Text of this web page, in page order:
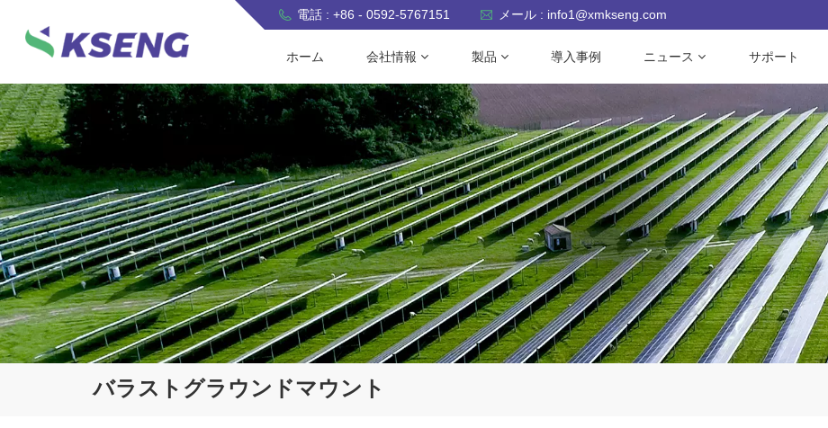
電話 : +86 - 0592-5767151 メール : info1@xmkseng.com
ホーム 会社情報 製品 導入事例 ニュース サポート
バラストグラウンドマウント